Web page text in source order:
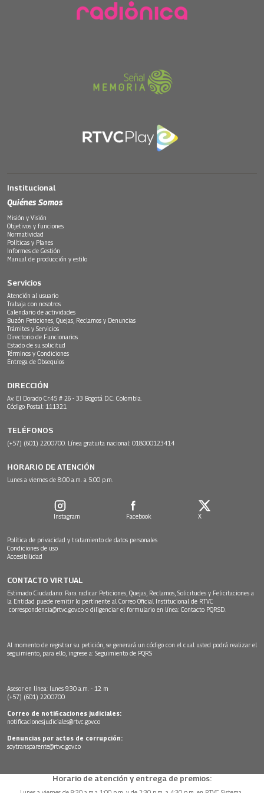
Institucional
Quiénes Somos
Misión y Visión
Objetivos y funciones
Normatividad
Políticas y Planes
Informes de Gestión
Manual de producción y estilo
Servicios
Atención al usuario
Trabaja con nosotros
Calendario de actividades
Buzón Peticiones, Quejas, Reclamos y Denuncias
Trámites y Servicios
Directorio de Funcionarios
Estado de su solicitud
Términos y Condiciones
Entrega de Obsequios
DIRECCIÓN
Av. El Dorado Cr.45 # 26 - 33 Bogotá D.C. Colombia.
Código Postal: 111321
TELÉFONOS
(+57) (601) 2200700. Línea gratuita nacional: 018000123414
HORARIO DE ATENCIÓN
Lunes a viernes de 8:00 a.m. a 5:00 p.m.
Instagram Facebook X
Política de privacidad y tratamiento de datos personales
Condiciones de uso
Accesibilidad
CONTACTO VIRTUAL
Estimado Ciudadano: Para radicar Peticiones, Quejas, Reclamos, Solicitudes y Felicitaciones a
la Entidad puede remitir lo pertinente al Correo Oficial Institucional de RTVC
correspondencia@rtvc.gov.co o diligenciar el formulario en línea: Contacto PQRSD.
Al momento de registrar su petición, se generará un código con el cual usted podrá realizar el
seguimiento, para ello, ingrese a: Seguimiento de PQRS
Asesor en línea: lunes 9:30 a.m. - 12 m
(+57) (601) 2200700
Correo de notificaciones judiciales:
notificacionesjudiciales@rtvc.gov.co
Denuncias por actos de corrupción:
soytransparente@rtvc.gov.co
Horario de atención y entrega de premios: